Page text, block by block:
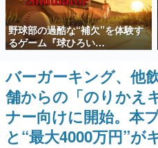
殿堂入り記事
SNS拡散数が数千以
ど。多くの人々に読
事をまとめました。
ゲームの企画書
名作ゲームクリエイ
聞きし、ヒットする
きます。
赫本
この物語を解いては
ム、型式番号などを配置
野球部の過酷な“補欠”を体験す
るゲーム『球ひろい
Simulator』が「1件」のウィッ
シュリストをもとにチェコ語に
対応しSNSで話題に。『キング
ダム・カム』開発元やチェコの
プロ野球選手から称賛の声
バーガーキング、他
舗からの「のりかえ
ナー向けに開始。本
と“最大4000万円”が